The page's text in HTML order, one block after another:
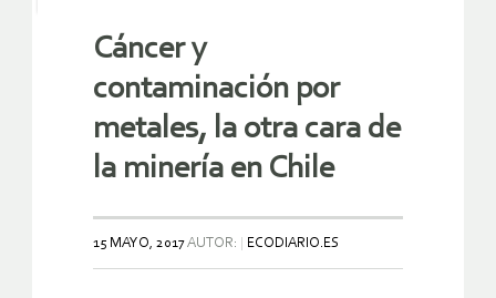
Cáncer y
contaminación por
metales, la otra cara de
la minería en Chile
15 MAYO, 2017AUTOR: ECODIARIO.ES